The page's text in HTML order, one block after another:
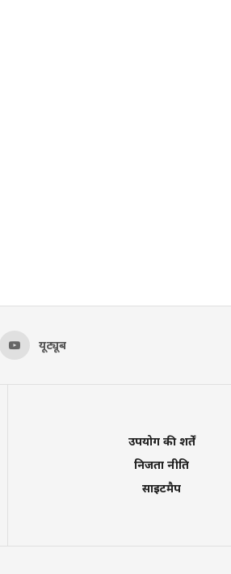
यूट्यूब
उपयोग की शर्तें
निजता नीति
साइटमैप